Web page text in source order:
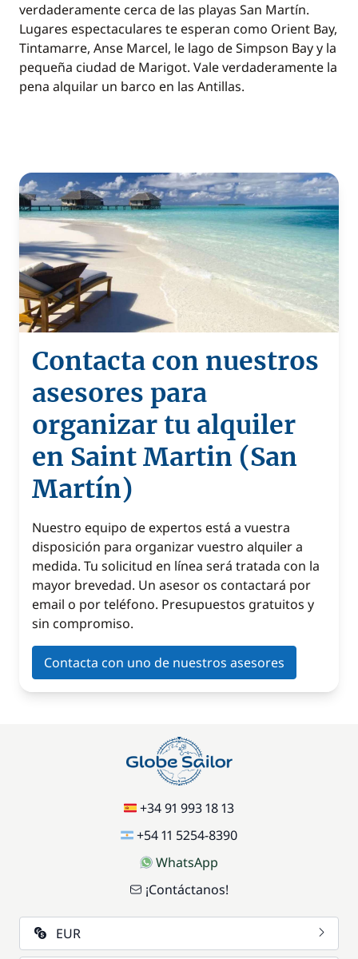
verdaderamente cerca de las playas San Martín.
Lugares espectaculares te esperan como Orient Bay,
Tintamarre, Anse Marcel, le lago de Simpson Bay y la
pequeña ciudad de Marigot. Vale verdaderamente la
pena alquilar un barco en las Antillas.
Contacta con nuestros
asesores para
organizar tu alquiler
en Saint Martin (San
Martín)
Nuestro equipo de expertos está a vuestra
disposición para organizar vuestro alquiler a
medida. Tu solicitud en línea será tratada con la
mayor brevedad. Un asesor os contactará por
email o por teléfono. Presupuestos gratuitos y
sin compromiso.
Contacta con uno de nuestros asesores
+34 91 993 18 13
+54 11 5254-8390
WhatsApp
¡Contáctanos!
EUR